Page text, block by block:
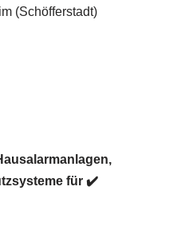
(Schöfferstadt)
für ✔️